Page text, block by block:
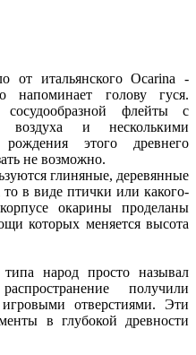
от итальянского Ocarina -
голову гуся.
флейты с
воздуха и несколькими
этого древнего
не возможно.
глиняные, деревянные
в виде птички или какого-
окарины проделаны
которых меняется высота
народ просто называл
получили
отверстиями. Эти
в глубокой древности